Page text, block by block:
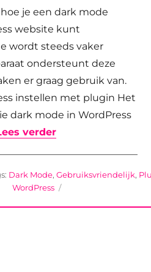
je een dark mode
website kunt
wordt steeds vaker
ondersteunt deze
er graag gebruik van.
instellen met plugin Het
dark mode in WordPress
verder“Dark mode in
Tags
Dark Mode, Gebruiksvriendelijk,
WordPress